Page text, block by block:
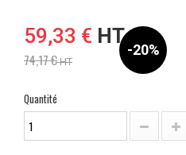
59,33 € HT
74,17 €HT
-20%
Quantité